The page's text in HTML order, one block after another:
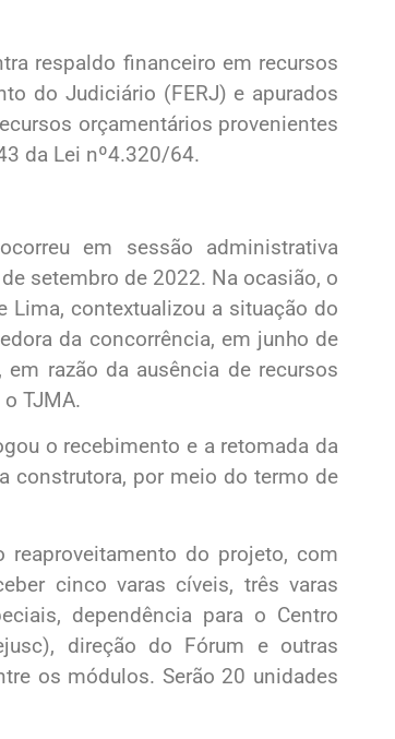
respaldo financeiro em recursos
do Judiciário (FERJ) e apurados
orçamentários provenientes
da Lei nº4.320/64.
em sessão administrativa
setembro de 2022. Na ocasião, o
Lima, contextualizou a situação do
da concorrência, em junho de
razão da ausência de recursos
TJMA.
o recebimento e a retomada da
construtora, por meio do termo de
reaproveitamento do projeto, com
cinco varas cíveis, três varas
dependência para o Centro
direção do Fórum e outras
os módulos. Serão 20 unidades